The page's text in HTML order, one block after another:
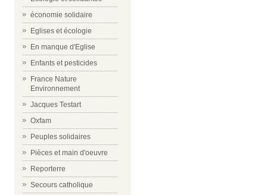
économie solidaire
Eglises et écologie
En manque d'Eglise
Enfants et pesticides
France Nature
Environnement
Jacques Testart
Oxfam
Peuples solidaires
Pièces et main d'oeuvre
Reporterre
Secours catholique